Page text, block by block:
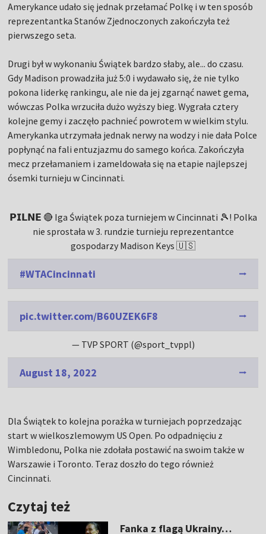
Amerykance udało się jednak przełamać Polkę i w ten sposób
reprezentantka Stanów Zjednoczonych zakończyła też
pierwszego seta.
Drugi był w wykonaniu Świątek bardzo słaby, ale... do czasu.
Gdy Madison prowadziła już 5:0 i wydawało się, że nie tylko
pokona liderkę rankingu, ale nie da jej zgarnąć nawet gema,
wówczas Polka wrzuciła dużo wyższy bieg. Wygrała cztery
kolejne gemy i zaczęło pachnieć powrotem w wielkim stylu.
Amerykanka utrzymała jednak nerwy na wodzy i nie dała Polce
popłynąć na fali entuzjazmu do samego końca. Zakończyła
mecz przełamaniem i zameldowała się na etapie najlepszej
ósemki turnieju w Cincinnati.
𝗣𝗜𝗟𝗡𝗘 🔴 Iga Świątek poza turniejem w Cincinnati 🎾! Polka
nie sprostała w 3. rundzie turnieju reprezentantce
gospodarzy Madison Keys 🇺🇸
#WTACincinnati
pic.twitter.com/B60UZEK6F8
— TVP SPORT (@sport_tvppl)
August 18, 2022
Dla Świątek to kolejna porażka w turniejach poprzedzając
start w wielkoszlemowym US Open. Po odpadnięciu z
Wimbledonu, Polka nie zdołała postawić na swoim także w
Warszawie i Toronto. Teraz doszło do tego również
Cincinnati.
Czytaj też
Fanka z flagą Ukrainy…